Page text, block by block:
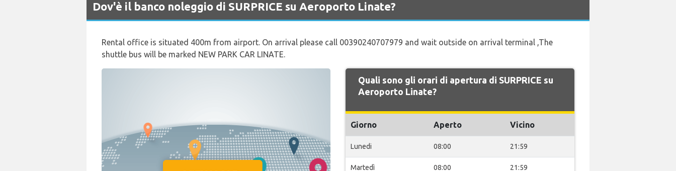
Dov'è il banco noleggio di SURPRICE su Aeroporto Linate?
Rental office is situated 400m from airport. On arrival please call 00390240707979 and wait outside on arrival terminal ,The
shuttle bus will be marked NEW PARK CAR LINATE.
Quali sono gli orari di apertura di SURPRICE su
Aeroporto Linate?
Giorno Aperto Vicino
Lunedi 08:00 21:59
Martedì 08:00 21:59